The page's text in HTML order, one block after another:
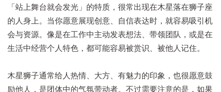
「站上舞台就会发光」的特质，很常出现在木星落在狮子座
的人身上。当你愿意展现创意、自信表达时，就容易吸引机
会与资源。像是在工作中主动发表想法、带领团队，或是在
生活中经营个人特色，都可能容易被赏识、被他人记住。
木星狮子通常给人热情、大方、有魅力的印象，也很愿意鼓
励他人，是团体中的气氛带动者。不过需要注意的是，如果